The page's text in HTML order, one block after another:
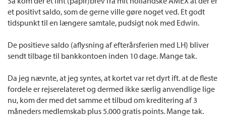
et positivt saldo, som de gerne ville gøre noget ved. Et godt
tidspunkt til en længere samtale, pudsigt nok med Edwin.
De positieve saldo (aflysning af efterårsferien med LH) bliver
sendt tilbage til bankkontoen inden 10 dage. Mange tak.
Da jeg nævnte, at jeg syntes, at kortet var ret dyrt ift. at de fleste
fordele er rejserelateret og dermed ikke særlig anvendlige lige
nu, kom der med det samme et tilbud om kreditering af 3
måneders medlemskab plus 5.000 gratis points. Mange tak.